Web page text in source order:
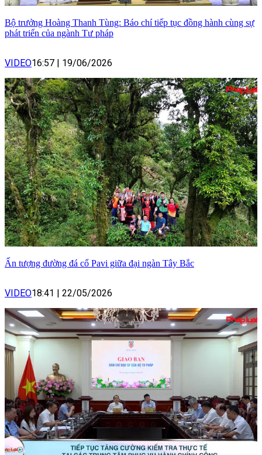
Bộ trưởng Hoàng Thanh Tùng: Báo chí tiếp tục đồng hành cùng sự
phát triển của ngành Tư pháp
VIDEO16:57 19/06/2026
Ấn tượng đường đá cổ Pavi giữa đại ngàn Tây Bắc
VIDEO18:41 22/05/2026